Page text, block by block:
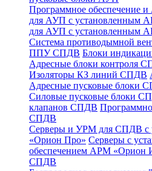
Программное обеспечение
для АУП с установленным
для АУП с установленным
Система противодымной
ППУ СПДВ Блоки
Адресные блоки контроля
Изоляторы КЗ линий СПДВ
Адресные пусковые блоки
Силовые пусковые блоки
клапанов СПДВ
СПДВ
Серверы и УРМ для СПДВ с
«Орион Про» Серверы с
обеспечением АРМ «Орион
СПДВ